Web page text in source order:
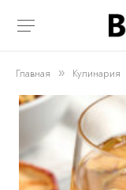
Главная » Кулинария